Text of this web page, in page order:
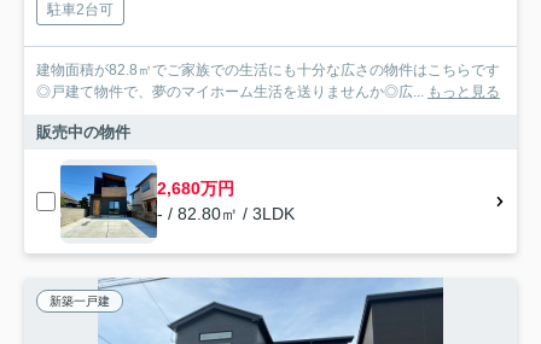
駐車2台可
建物面積が82.8㎡でご家族での生活にも十分な広さの物件はこちらです
◎戸建て物件で、夢のマイホーム生活を送りませんか◎広... もっと見る
販売中の物件
2,680万円
- / 82.80㎡ / 3LDK
新築一戸建